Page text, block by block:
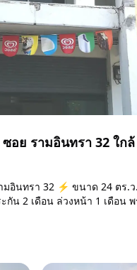
อย รามอินทรา 32 ใก
อินทรา 32 ⚡ ขนาด 24 ตร.
น 2 เดือน ล่วงหน้า 1 เดือน พ